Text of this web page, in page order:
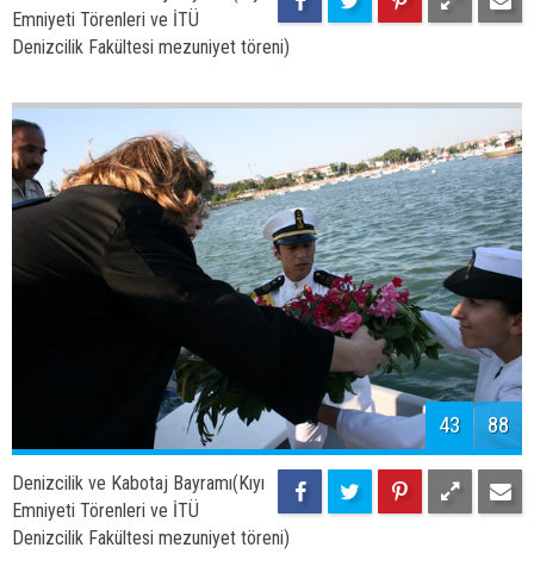
Denizcilik ve Kabotaj Bayramı(Kıyı
Emniyeti Törenleri ve İTÜ
Denizcilik Fakültesi mezuniyet töreni)